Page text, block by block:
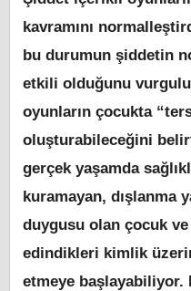
kavramını
bu durumun şiddetin
etkili olduğunu
oyunların çocukta
oluşturabileceğini
gerçek yaşamda
kuramayan, dışlanma
duygusu olan çocuk
edindikleri kimlik
etmeye başlayabiliyor.